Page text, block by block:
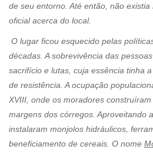
de seu entorno. Até então, não
oficial acerca do local.
O lugar ficou esquecido pelas
décadas. A sobrevivência das
sacrifício e lutas, cuja essência tinha
de resistência. A ocupação
XVIII, onde os moradores
margens dos córregos. Aproveitando
instalaram monjolos hidráulicos,
beneficiamento de cereais. O nome